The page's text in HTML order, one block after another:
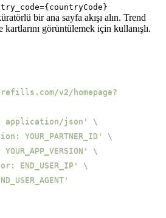
bir ana sayfa akışı alın. Trend
görüntülemek için kullanışlı.
v2/homepage?
application/json'
\
YOUR_PARTNER_ID'
\
\
END_USER_IP'
\